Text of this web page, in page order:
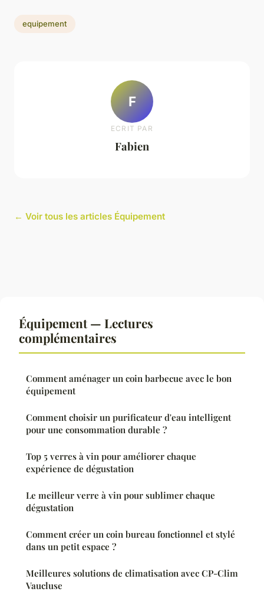
equipement
F
ECRIT PAR
Fabien
← Voir tous les articles Équipement
Équipement — Lectures
complémentaires
Comment aménager un coin barbecue avec le bon
équipement
Comment choisir un purificateur d'eau intelligent
pour une consommation durable ?
Top 5 verres à vin pour améliorer chaque
expérience de dégustation
Le meilleur verre à vin pour sublimer chaque
dégustation
Comment créer un coin bureau fonctionnel et stylé
dans un petit espace ?
Meilleures solutions de climatisation avec CP-Clim
Vaucluse